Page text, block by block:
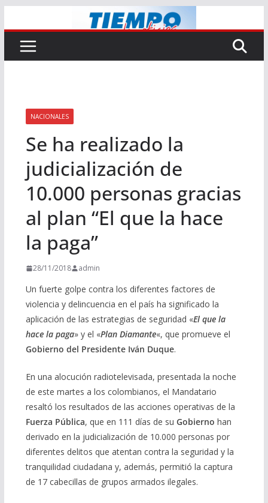
al
contenido
NACIONALES
Se ha realizado la
judicialización de
10.000 personas gracias
al plan “El que la hace
la paga”
28/11/2018 admin
Un fuerte golpe contra los diferentes factores de
violencia y delincuencia en el país ha significado la
aplicación de las estrategias de seguridad «El que la
hace la paga» y el «Plan Diamante«, que promueve el
Gobierno del Presidente Iván Duque.
En una alocución radiotelevisada, presentada la noche
de este martes a los colombianos, el Mandatario
resaltó los resultados de las acciones operativas de la
Fuerza Pública, que en 111 días de su Gobierno han
derivado en la judicialización de 10.000 personas por
diferentes delitos que atentan contra la seguridad y la
tranquilidad ciudadana y, además, permitió la captura
de 17 cabecillas de grupos armados ilegales.